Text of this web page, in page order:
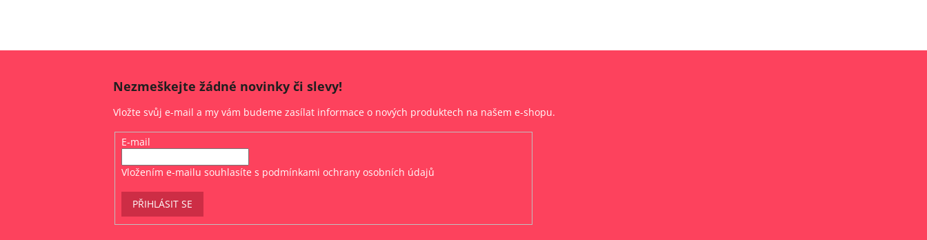
Nezmeškejte žádné novinky či slevy!
Vložte svůj e-mail a my vám budeme zasílat informace o nových produktech na našem e-shopu.
E-mail
Vložením e-mailu souhlasíte s podmínkami ochrany osobních údajů
PŘIHLÁSIT SE